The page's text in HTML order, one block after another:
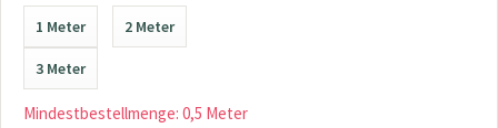
1 Meter 2 Meter
3 Meter
Mindestbestellmenge: 0,5 Meter